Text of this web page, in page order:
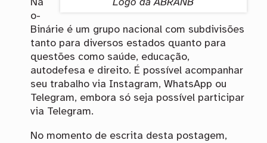
Logo da ABRANB
Nã
o-
Binárie é um grupo nacional com subdivisões
tanto para diversos estados quanto para
questões como saúde, educação,
autodefesa e direito. É possível acompanhar
seu trabalho via Instagram, WhatsApp ou
Telegram, embora só seja possível participar
via Telegram.
No momento de escrita desta postagem,